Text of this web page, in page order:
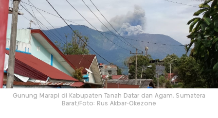
Gunung Marapi di Kabupaten Tanah Datar dan Agam, Sumatera
Barat/Foto: Rus Akbar-Okezone